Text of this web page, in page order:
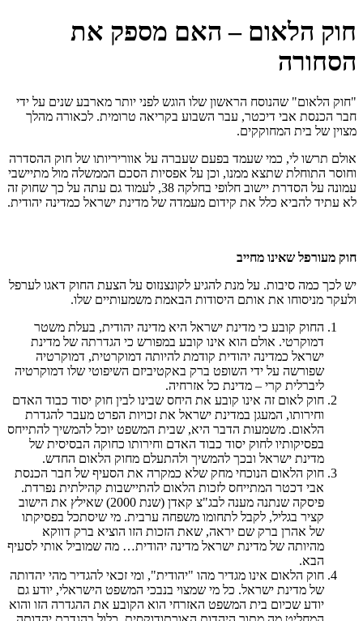
חוק הלאום – האם מספק את
הסחורה
"חוק הלאום" שהנוסח הראשון שלו הוגש לפני יותר מארבע שנים על ידי
חבר הכנסת אבי דיכטר, עבר השבוע בקריאה טרומית. לכאורה מהלך
מצוין של בית המחוקקים.
אולם תרשו לי, כמי שעמד בפעם שעברה על אווריריותו של חוק ההסדרה
וחוסר התוחלת שתצא ממנו, וכן על אפסיות הסכם הממשלה מול מתיישבי
עמונה על הסדרת יישוב חלופי בחלקה 38, לעמוד גם עתה על כך שחוק זה
לא עתיד להביא כלל את קידום מעמדה של מדינת ישראל כמדינה יהודית.
חוק מעורפל שאינו מחייב
יש לכך כמה סיבות. על מנת להגיע לקונצנזוס על הצעת החוק דאגו לערפל
ולעקר מניסוחו את אותם היסודות הבאמת משמעותיים שלו.
החוק קובע כי מדינת ישראל היא מדינה יהודית, בעלת משטר
דמוקרטי. אולם הוא אינו קובע במפורש כי הגדרתה של מדינת
ישראל כמדינה יהודית קודמת להיותה דמוקרטית, דמוקרטיה
שפורשה על ידי השופט ברק באקטיביזם השיפוטי שלו דמוקרטיה
ליברלית קרי – מדינת כל אזרחיה.
חוק לאום זה אינו קובע את היחס שבינו לבין חוק יסוד כבוד האדם
וחירותו, המעגן במדינת ישראל את זכויות הפרט מעבר להגדרת
הלאום. משמעות הדבר היא, שבית המשפט יוכל להמשיך להתייחס
בפסיקותיו לחוק יסוד כבוד האדם וחירותו כחוקה הבסיסית של
מדינת ישראל ובכך להמשיך ולהתעלם מחוק הלאום החדש.
חוק הלאום הנוכחי מחק שלא כמקרה את הסעיף של חבר הכנסת
אבי דכטר המתייחס לזכות הלאום להתיישבות קהילתית נפרדת.
פיסקה שנתנה מענה לבג"צ קאדן (שנת 2000) שאילץ את הישוב
קציר בגליל, לקבל לתחומו משפחה ערבית. מי שיסתכל בפסיקתו
של אהרן ברק שם יראה, שאת הזכות הזו הוציא ברק דווקא
מהיותה של מדינת ישראל מדינה יהודית… מה שמוביל אותי לסעיף
הבא.
חוק הלאום אינו מגדיר מהו "יהודית", ומי זכאי להגדיר מהי יהדותה
של מדינת ישראל. כל מי שמצוי בנבכי המשפט הישראלי, יודע גם
יודע שכיום בית המשפט האזרחי הוא הקובע את ההגדרה הזו והוא